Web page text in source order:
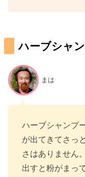
ハーブシャ
まは
ハーブシャンプ
が出てきてさっ
さはありません
出すと粉がまっ